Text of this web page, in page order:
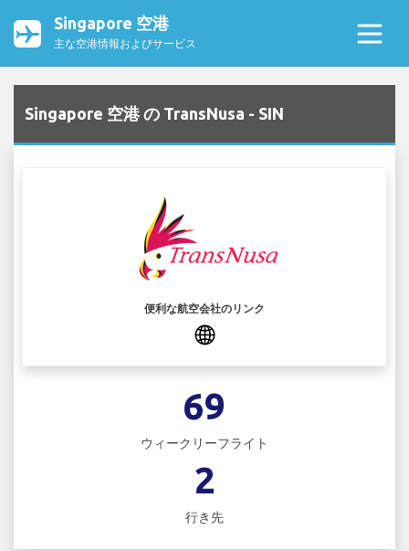
Singapore 空港
主な空港情報およびサービス
Singapore 空港 の TransNusa - SIN
便利な航空会社のリンク
69
ウィークリーフライト
2
行き先